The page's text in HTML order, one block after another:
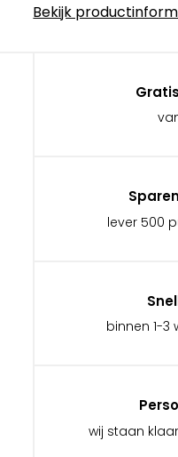
Bekijk
lever 500
binnen 1-3
wij staan